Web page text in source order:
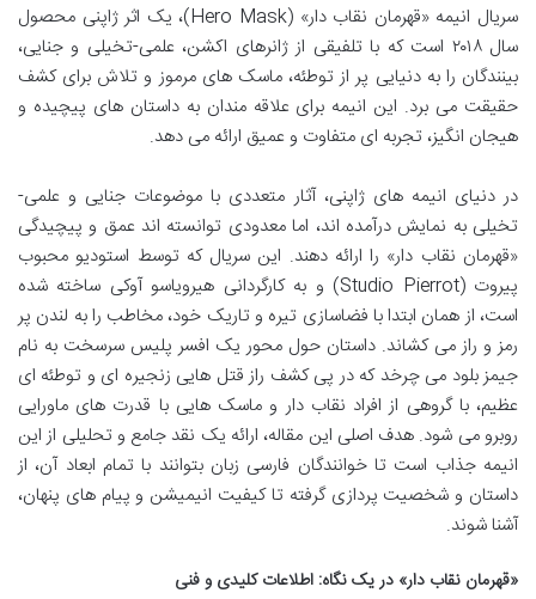
سریال انیمه «قهرمان نقاب دار» (Hero Mask)، یک اثر ژاپنی محصول
سال ۲۰۱۸ است که با تلفیقی از ژانرهای اکشن، علمی-تخیلی و جنایی،
بینندگان را به دنیایی پر از توطئه، ماسک های مرموز و تلاش برای کشف
حقیقت می برد. این انیمه برای علاقه مندان به داستان های پیچیده و
هیجان انگیز، تجربه ای متفاوت و عمیق ارائه می دهد.
در دنیای انیمه های ژاپنی، آثار متعددی با موضوعات جنایی و علمی-
تخیلی به نمایش درآمده اند، اما معدودی توانسته اند عمق و پیچیدگی
«قهرمان نقاب دار» را ارائه دهند. این سریال که توسط استودیو محبوب
پیروت (Studio Pierrot) و به کارگردانی هیرویاسو آوکی ساخته شده
است، از همان ابتدا با فضاسازی تیره و تاریک خود، مخاطب را به لندن پر
رمز و راز می کشاند. داستان حول محور یک افسر پلیس سرسخت به نام
جیمز بلود می چرخد که در پی کشف راز قتل هایی زنجیره ای و توطئه ای
عظیم، با گروهی از افراد نقاب دار و ماسک هایی با قدرت های ماورایی
روبرو می شود. هدف اصلی این مقاله، ارائه یک نقد جامع و تحلیلی از این
انیمه جذاب است تا خوانندگان فارسی زبان بتوانند با تمام ابعاد آن، از
داستان و شخصیت پردازی گرفته تا کیفیت انیمیشن و پیام های پنهان،
آشنا شوند.
«قهرمان نقاب دار» در یک نگاه: اطلاعات کلیدی و فنی